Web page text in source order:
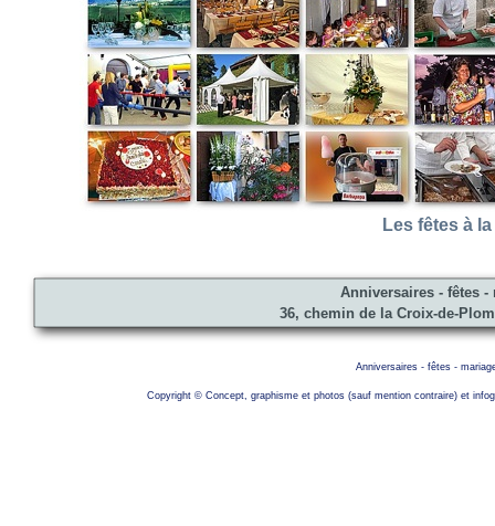
Anniversaires - fêtes -
36, chemin de la Croix-de-
Les fêtes à
Anniversaires - fêtes -
Copyright © Concept, graphisme et photos (sauf mention contraire) et